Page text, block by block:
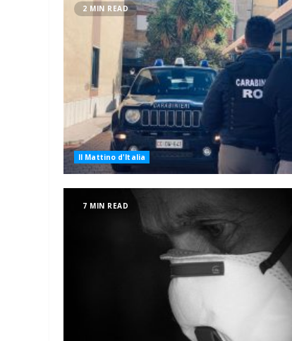
2 MIN READ
Il Mattino d'Italia
7 MIN READ